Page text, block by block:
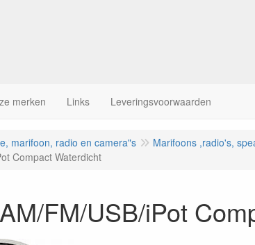
merken Links Leveringsvoorwaarden
marifoon, radio en camera"s Marifoons ,radio's,
Compact Waterdicht
FM/USB/iPot